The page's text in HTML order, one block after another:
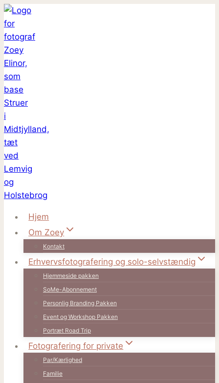
Fortsæt
til
indhold
Hjem
Om Zoey
Kontakt
Erhvervsfotografering og solo-selvstændig
Hjemmeside pakken
SoMe-Abonnement
Personlig Branding Pakken
Event og Workshop Pakken
Portræt Road Trip
Fotografering for private
Par/Kærlighed
Familie